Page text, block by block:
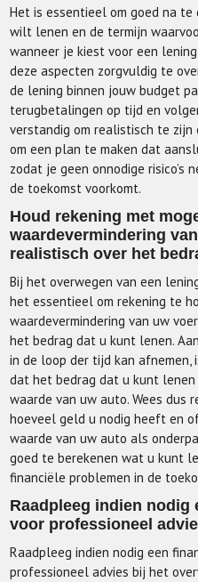
Het is essentieel om goed na
wilt lenen en de termijn
wanneer je kiest voor een
deze aspecten zorgvuldig te
de lening binnen jouw budget
terugbetalingen op tijd en
verstandig om realistisch te
om een plan te maken dat
zodat je geen onnodige risico’s
de toekomst voorkomt.
Houd rekening met
waardevermindering
realistisch over het
Bij het overwegen van een
het essentieel om rekening te
waardevermindering van uw
het bedrag dat u kunt lenen.
in de loop der tijd kan
dat het bedrag dat u kunt
waarde van uw auto. Wees dus
hoeveel geld u nodig heeft en
waarde van uw auto als
goed te berekenen wat u kunt
financiële problemen in de
Raadpleeg indien nodig
voor professioneel
Raadpleeg indien nodig een
professioneel advies bij het